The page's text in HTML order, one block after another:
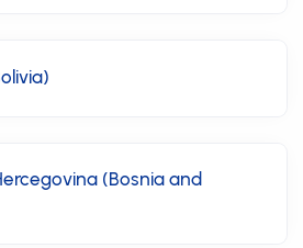
(Bosnia and